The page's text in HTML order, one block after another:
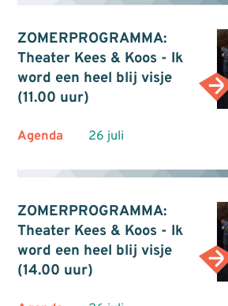
ZOMERPROGRAMMA:
Theater Kees & Koos - Ik
word een heel blij visje
(11.00 uur)
Agenda 26 juli
ZOMERPROGRAMMA:
Theater Kees & Koos - Ik
word een heel blij visje
(14.00 uur)